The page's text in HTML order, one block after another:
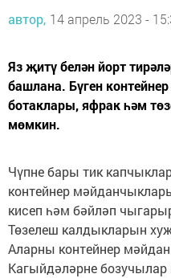
автор, 14 апрель 2023 -
Яз җитү белән йорт
башлана. Бүген
ботаклары, яфрак һәм
мөмкин.
Чүпне бары тик
контейнер
кисеп һәм бәйләп
Төзелеш калдыкларын
Аларны контейнер
Кагыйдәләрне